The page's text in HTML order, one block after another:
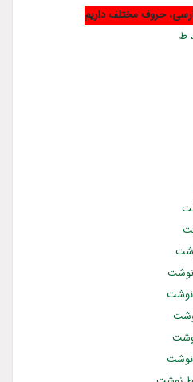
حروف مختلف داریم